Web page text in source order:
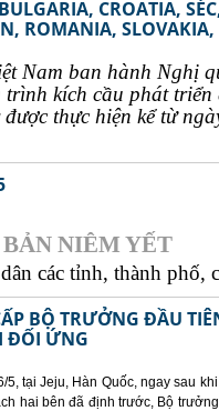
CROATIA,
ROMANIA, SLOVAKIA,
Nam ban hành Nghị
trình kích cầu phát
thực hiện kể từ
BẢN NIÊM YẾT
các tỉnh, thành phố,
BỘ TRƯỞNG ĐẦU
ĐỐI ỨNG
tại Jeju, Hàn Quốc, ngay sau
hai bên đã định trước, Bộ